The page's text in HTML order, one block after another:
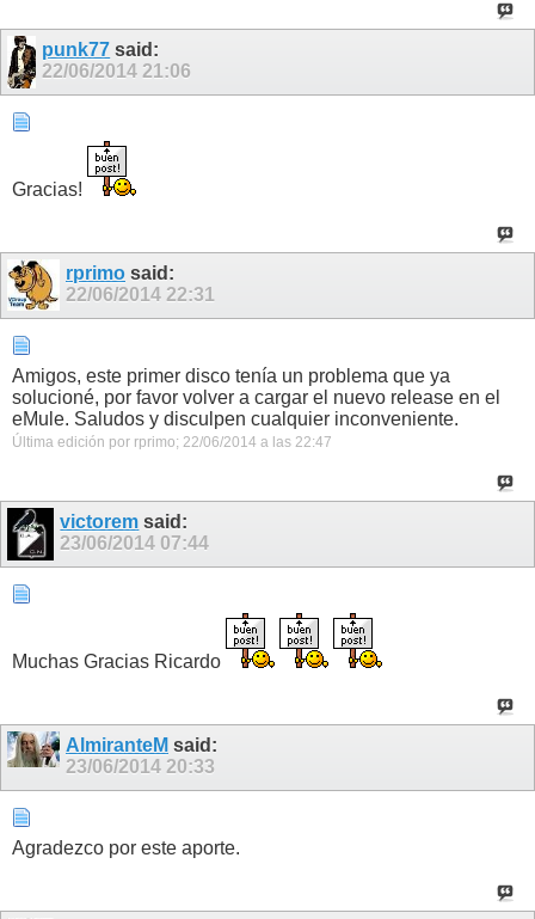
punk77 said:
22/06/201421:06
Gracias!
rprimo said:
22/06/2014 22:31
Amigos, este primer disco tenía un problema que ya
solucioné, por favor volver a cargar el nuevo release en el
eMule. Saludos y disculpen cualquier inconveniente.
Última edición por rprimo; 22/06/2014 a las 22:47
victorem said:
23/06/2014 07:44
Muchas Gracias Ricardo
AlmiranteM said:
23/06/2014 20:33
Agradezco por este aporte.